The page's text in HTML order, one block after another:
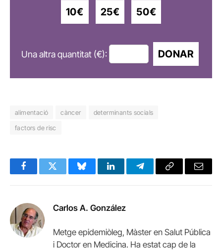
10€ 25€ 50€
Una altra quantitat (€): DONAR
alimentació càncer
determinants socials
factors de risc
FacebookTwitter BlueskyLinkedInTelegramCopy
Email
Carlos A. González
Metge epidemiòleg, Màster en Salut Pública
i Doctor en Medicina. Ha estat cap de la